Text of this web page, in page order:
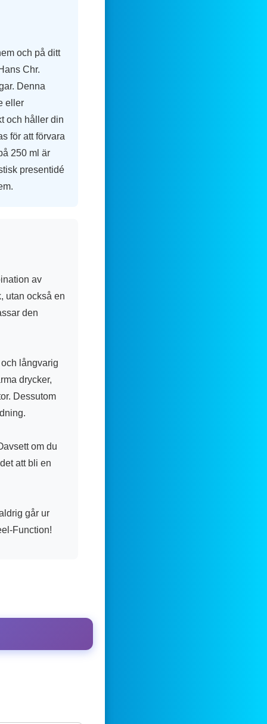
och på ditt
Chr.
Denna
eller
och håller din
för att förvara
250 ml är
presentidé
av
utan också en
den
långvarig
drycker,
Dessutom
om du
att bli en
går ur
Function!